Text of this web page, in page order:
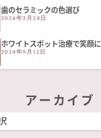
歯のセラミックの色選び
2024年3月28日
ホワイトスポット治療で笑顔に
2024年9月12日
アーカイブ